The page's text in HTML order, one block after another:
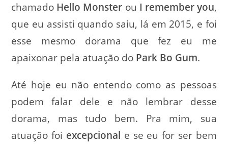
chamado Hello Monster ou I remember you,
que eu assisti quando saiu, lá em 2015, e foi
esse mesmo dorama que fez eu me
apaixonar pela atuação do Park Bo Gum.
Até hoje eu não entendo como as pessoas
podem falar dele e não lembrar desse
dorama, mas tudo bem. Pra mim, sua
atuação foi excepcional e se eu for ser bem